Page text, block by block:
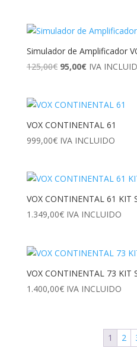
era:
125,00€.
es:
95,00€.
Simulador de Amplificador
125,00€ El
era:
125,00€.
95,00€El
es:
95,00€.
IVA
VOX CONTINENTAL 61
999,00€ IVA INCLUIDO
VOX CONTINENTAL 61 KIT
1.349,00€ IVA INCLUIDO
VOX CONTINENTAL 73 KIT
1.400,00€ IVA INCLUIDO
1 2